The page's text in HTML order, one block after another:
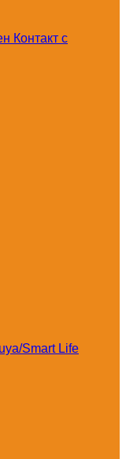
Контакт с
Smart Life